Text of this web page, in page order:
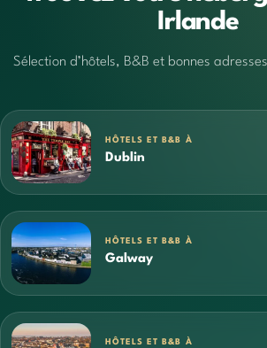
Irlande
Sélection d’hôtels, B&B et bonnes
HÔTELS ET B&B À
Dublin
HÔTELS ET B&B À
Galway
HÔTELS ET B&B À